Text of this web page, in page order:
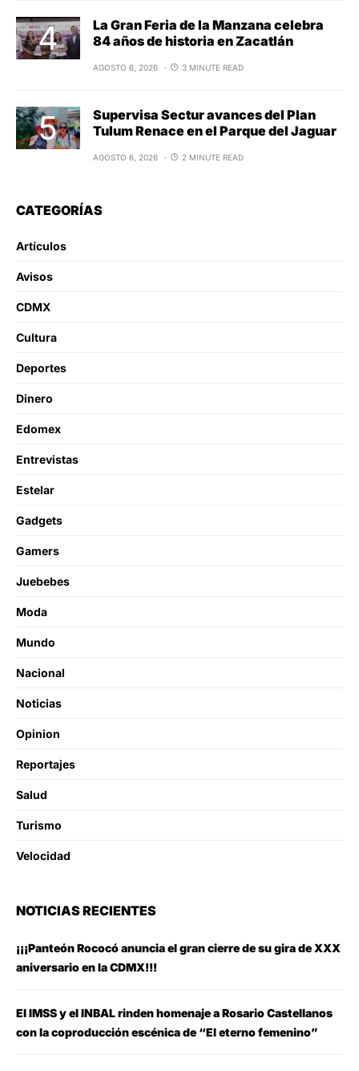
La Gran Feria de la Manzana celebra
84 años de historia en Zacatlán
AGOSTO 6, 2026 3 MINUTE READ
Supervisa Sectur avances del Plan
Tulum Renace en el Parque del Jaguar
AGOSTO 6, 2026 2 MINUTE READ
CATEGORÍAS
Artículos
Avisos
CDMX
Cultura
Deportes
Dinero
Edomex
Entrevistas
Estelar
Gadgets
Gamers
Juebebes
Moda
Mundo
Nacional
Noticias
Opinion
Reportajes
Salud
Turismo
Velocidad
NOTICIAS RECIENTES
¡¡¡Panteón Rococó anuncia el gran cierre de su gira de XXX
aniversario en la CDMX!!!
El IMSS y el INBAL rinden homenaje a Rosario Castellanos
con la coproducción escénica de “El eterno femenino”